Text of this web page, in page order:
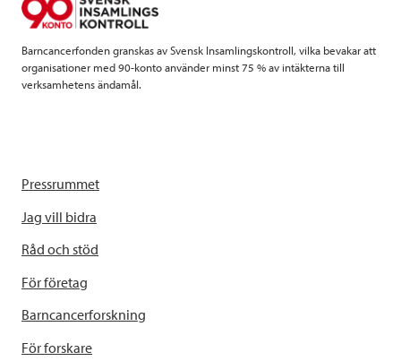
k
Barncancerfonden granskas av Svensk Insamlingskontroll, vilka bevakar att
organisationer med 90-konto använder minst 75 % av intäkterna till
verksamhetens ändamål.
Pressrummet
Jag vill bidra
Råd och stöd
För företag
Barncancerforskning
För forskare